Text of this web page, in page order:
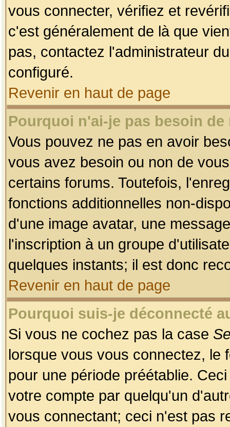
vous connecter, vérifiez et
c'est généralement de là que
pas, contactez l'administrateur
configuré.
Revenir en haut de page
Pourquoi n'ai-je pas besoin
Vous pouvez ne pas en avoir
vous avez besoin ou non de
certains forums. Toutefois,
fonctions additionnelles non-
d'une image avatar, une
l'inscription à un groupe
quelques instants; il est donc
Revenir en haut de page
Pourquoi suis-je déconnecté
Si vous ne cochez pas la case
lorsque vous vous connectez, le
pour une période préétablie.
votre compte par quelqu'un
vous connectant; ceci n'est pas